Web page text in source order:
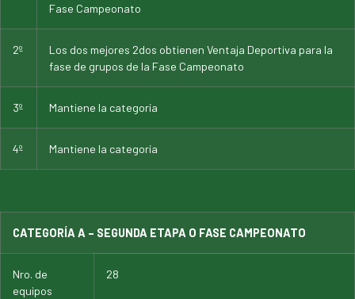
Fase Campeonato
2º
Los dos mejores 2dos obtienen Ventaja Deportiva para la
fase de grupos de la Fase Campeonato
3º Mantiene la categoría
4º Mantiene la categoría
CATEGORÍA A – SEGUNDA ETAPA O FASE CAMPEONATO
Nro. de
equipos
28